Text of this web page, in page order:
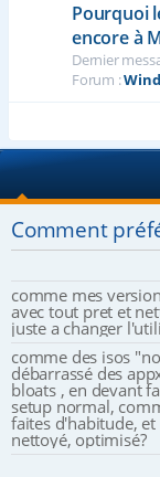
Pourquoi
encore à
Dernier
Forum :
Comment
comme mes
avec tout pret et
juste a changer
comme des isos
débarrassé des
bloats , en devant
setup normal,
faites d'habitude,
nettoyé, optimisé?